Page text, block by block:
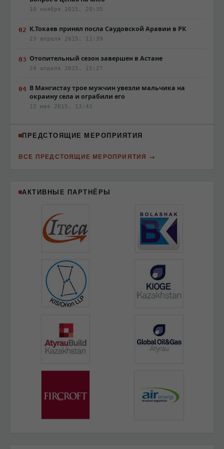
10 ноября 2015, 20:35
К.Токаев принял посла Саудовской Аравии в РК
23 апреля 2015, 11:39
Отопительный сезон завершен в Астане
24 апреля 2015, 15:27
В Мангистау трое мужчин увезли мальчика на
окраину села и ограбили его
12 мая 2015, 13:42
ПРЕДСТОЯЩИЕ МЕРОПРИЯТИЯ
ВСЕ ПРЕДСТОЯЩИЕ МЕРОПРИЯТИЯ
АКТИВНЫЕ ПАРТНЁРЫ